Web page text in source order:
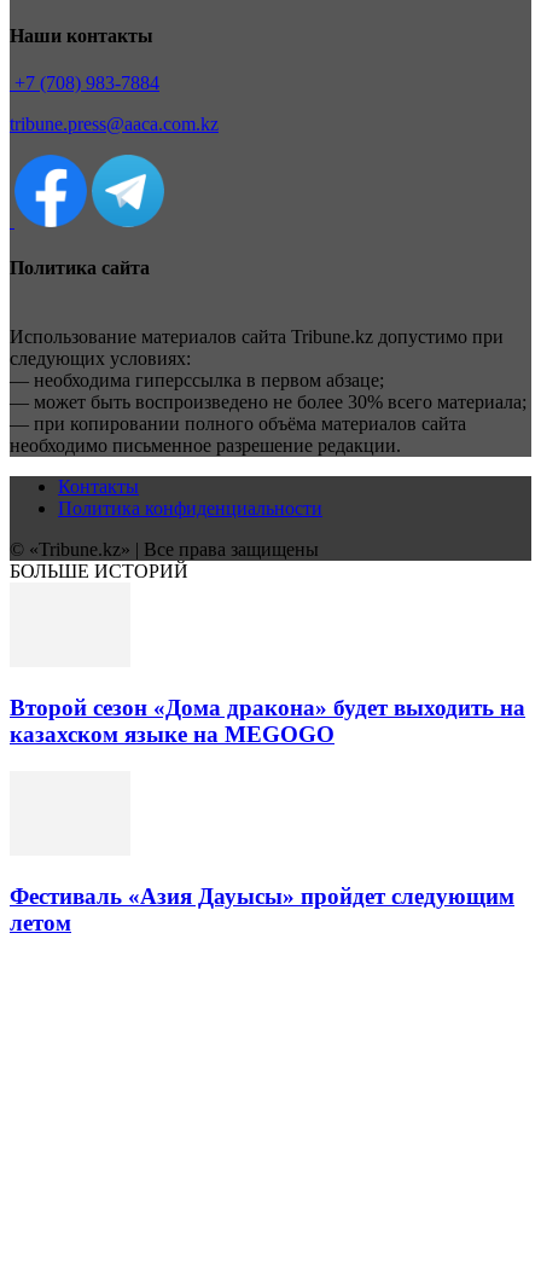
Наши контакты
+7 (708) 983-7884
tribune.press@aaca.com.kz
Политика сайта
Использование материалов сайта Tribune.kz допустимо при
следующих условиях:
— необходима гиперссылка в первом абзаце;
— может быть воспроизведено не более 30% всего материала;
— при копировании полного объёма материалов сайта
необходимо письменное разрешение редакции.
Контакты
Политика конфиденциальности
© «Tribune.kz» | Все права защищены
БОЛЬШЕ ИСТОРИЙ
Второй сезон «Дома дракона» будет выходить на
казахском языке на MEGOGO
Фестиваль «Азия Дауысы» пройдет следующим
летом